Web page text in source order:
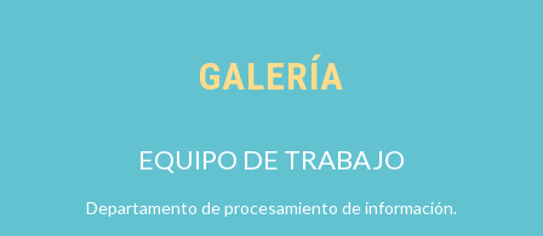
GALERÍA
EQUIPO DE TRABAJO
Departamento de procesamiento de información.